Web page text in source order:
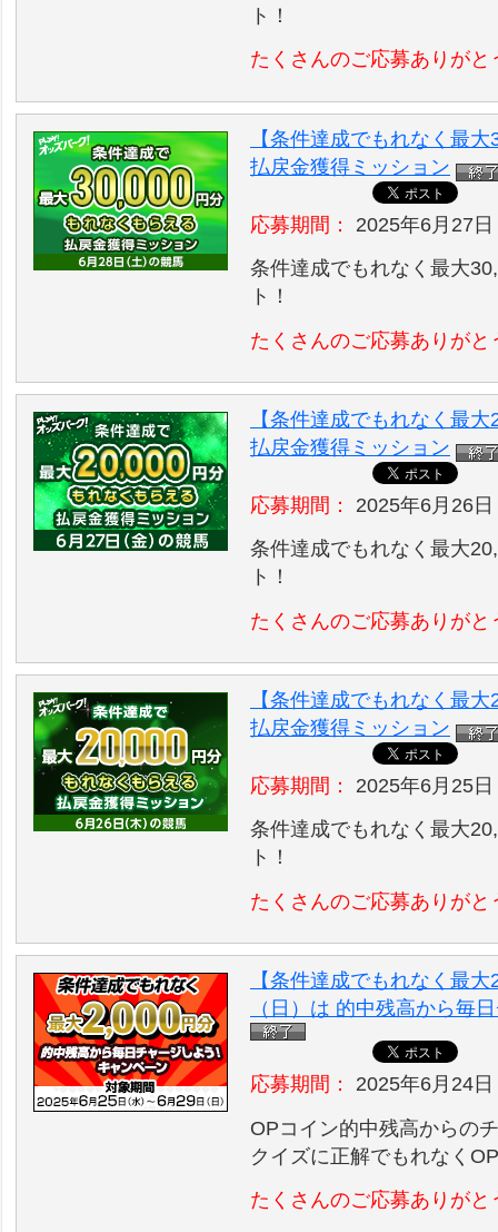
ト！
たくさんのご応募ありがと
【条件達成でもれなく最
払戻金獲得ミッション
応募期間：
2025年6月27
条件達成でもれなく最大
ト！
たくさんのご応募ありがと
【条件達成でもれなく最
払戻金獲得ミッション
応募期間：
2025年6月26
条件達成でもれなく最大
ト！
たくさんのご応募ありがと
【条件達成でもれなく最
払戻金獲得ミッション
応募期間：
2025年6月25
条件達成でもれなく最大
ト！
たくさんのご応募ありがと
【条件達成でもれなく最
（日）は 的中残高から毎
応募期間：
2025年6月24
OPコイン的中残高からの
クイズに正解でもれなく
たくさんのご応募ありがと